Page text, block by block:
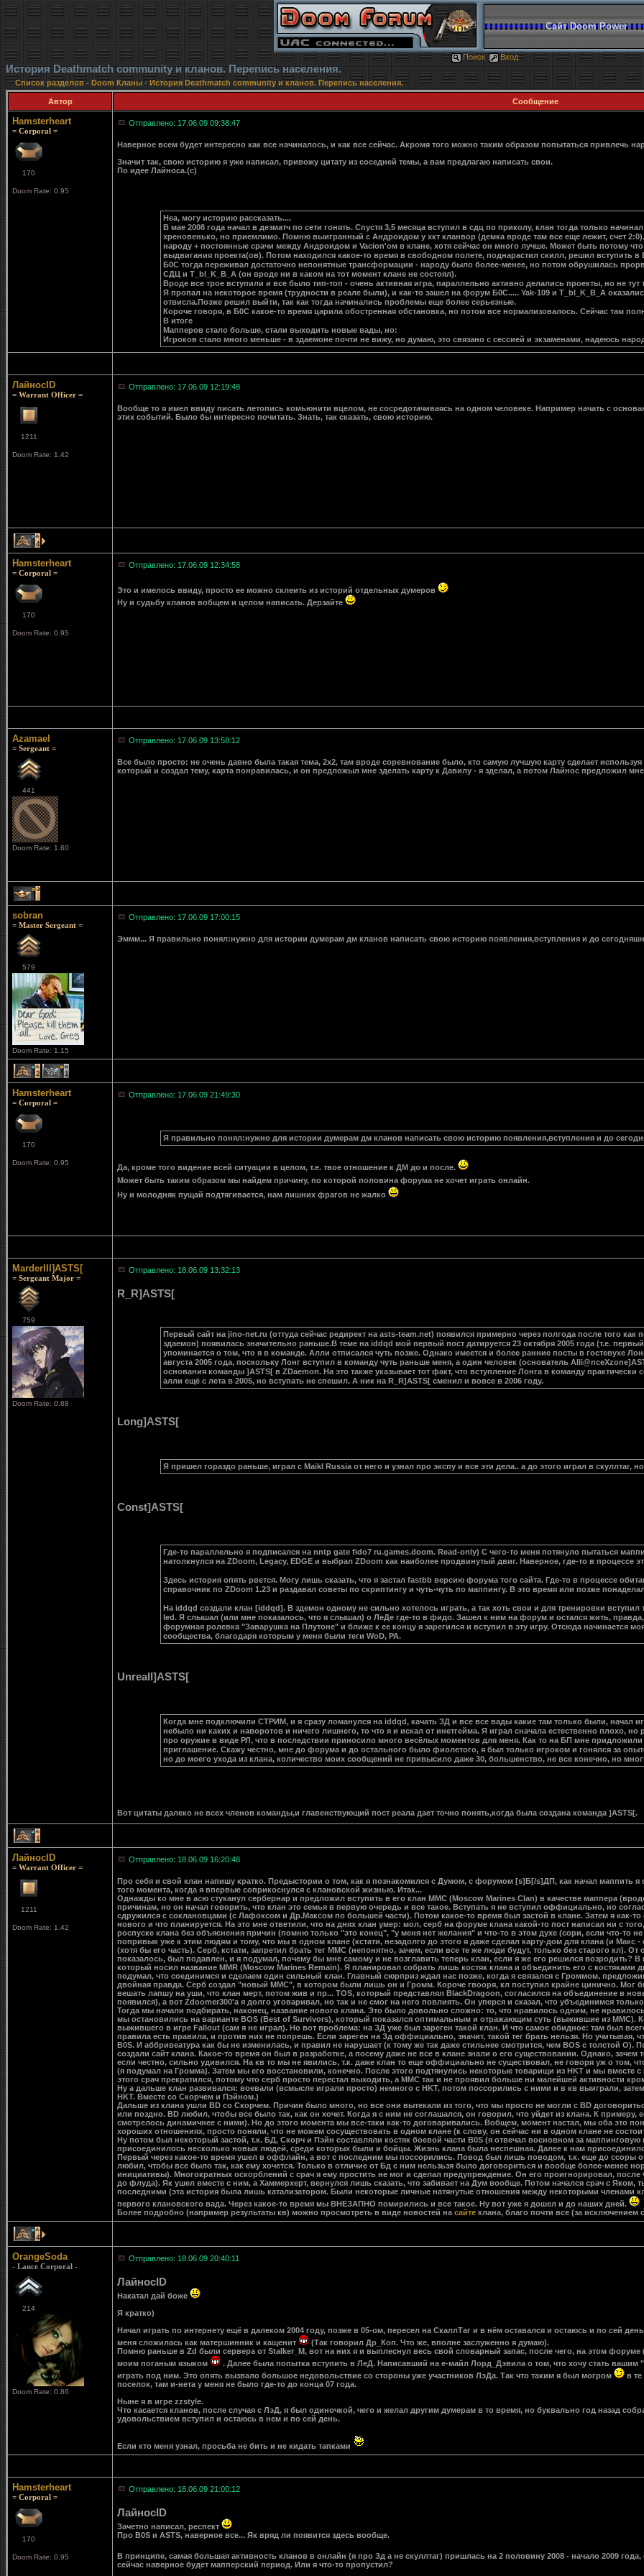
Сайт Doom Power
Поиск Вход
История Deathmatch community и кланов. Перепись населения.
Список разделов- Doom Кланы-История Deathmatch community и кланов. Перепись населения.
Автор Сообщение
Hamsterheart
= Corporal =
170
Doom Rate: 0.95
Отправлено: 17.06.09 09:38:47
Наверное всем будет интересно как все начиналось, и как все сейчас. Акромя того можно таким образом попытаться привлечь
Значит так, свою историю я уже написал, привожу цитату из соседней темы, а вам предлагаю написать свои.
По идее Лайноса.(с)
Неа, могу историю рассказать....
В мае 2008 года начал в дезматч по сети гонять. Спустя 3,5 месяца вступил в сдц по приколу, клан тогда только
хреновенько, но приемлимо. Помню выигранный с Андроидом у хкт кланвор (демка вроде там все еще лежит, счет
народу + постоянные срачи между Андроидом и Vacion'ом в клане, хотя сейчас он много лучше. Может быть потому
выдвигания проекта(ов). Потом находился какое-то время в свободном полете, поднарастил скилл, решил вступить
Б0С тогда переживал достаточно непонятные трансформации - народу было более-менее, но потом обрушилась
СДЦ и T_bl_K_B_A (он вроде ни в каком на тот момент клане не состоял).
Вроде все трое вступили и все было тип-топ - очень активная игра, параллельно активно делались проекты, но не тут
Я пропал на некоторое время (трудности в реале были), и как-то зашел на форум Б0С..... Yak-109 и T_bl_K_B_A
отвисла.Позже решил выйти, так как тогда начинались проблемы еще более серьезные.
Короче говоря, в Б0С какое-то время царила обостренная обстановка, но потом все нормализовалось. Сейчас там
В итоге
Мапперов стало больше, стали выходить новые вады, но:
Игроков стало много меньше - в здаемоне почти не вижу, но думаю, это связано с сессией и экзаменами, надеюсь
ЛайносID
= Warrant Officer =
1211
Doom Rate: 1.42
Отправлено: 17.06.09 12:19:48
Вообще то я имел ввиду писать летопись комьюнити вцелом, не сосредотачиваясь на одном человеке. Например начать с
этих событий. Было бы интересно почитать. Знать, так сказать, свою историю.
4
Hamsterheart
= Corporal =
170
Doom Rate: 0.95
Отправлено: 17.06.09 12:34:58
Это и имелось ввиду, просто ее можно склеить из историй отдельных думеров
Ну и судьбу кланов вобщем и целом написать. Дерзайте
Azamael
= Sergeant =
441
Doom Rate: 1.60
Отправлено: 17.06.09 13:58:12
Все было просто: не очень давно была такая тема, 2х2, там вроде соревнование было, кто самую лучшую карту сделает
который и создал тему, карта понравилась, и он предложыл мне зделать карту к Давилу - я зделал, а потом Лайнос предложил
2
sobran
= Master Sergeant =
579
Doom Rate: 1.15
Отправлено: 17.06.09 17:00:15
Эммм... Я правильно понял:нужно для истории думерам дм кланов написать свою историю появления,вступления и до
2 1
Hamsterheart
= Corporal =
170
Doom Rate: 0.95
Отправлено: 17.06.09 21:49:30
Я правильно понял:нужно для истории думерам дм кланов написать свою историю появления,вступления и до
Да, кроме того видение всей ситуации в целом, т.е. твое отношение к ДМ до и после.
Может быть таким образом мы найдем причину, по которой половина форума не хочет играть онлайн.
Ну и молодняк пущай подтягивается, нам лишних фрагов не жалко
MarderIII]ASTS[
= Sergeant Major =
759
Doom Rate: 0.88
Отправлено: 18.06.09 13:32:13
R_R]ASTS[
Первый сайт на jino-net.ru (оттуда сейчас редирект на asts-team.net) появился примерно через полгода после того
здаемон) появилась значительно раньше.В теме на iddqd мой первый пост датируется 23 октября 2005 года (т.е.
упоминается о том, что я в команде. Алли отписался чуть позже. Однако имеется и более ранние посты в гостевухе
августа 2005 года, поскольку Лонг вступил в команду чуть раньше меня, а один человек (основатель
основания команды ]ASTS[ в ZDaemon. На это также указывает тот факт, что вступление Лонга в команду
алли ещё с лета в 2005, но вступать не спешил. А ник на R_R]ASTS[ сменил и вовсе в 2006 году.
Long]ASTS[
Я пришел гораздо раньше, играл с Maikl Russia от него и узнал про экспу и все эти дела.. а до этого играл в скуллтаг,
Const]ASTS[
Где-то параллельно я подписался на nntp gate fido7 ru.games.doom. Read-only) С чего-то меня потянуло пытаться
натолкнулся на ZDoom, Legacy, EDGE и выбрал ZDoom как наиболее продвинутый двиг. Наверное, где-то в
Здесь история опять рвется. Могу лишь сказать, что я застал fastbb версию форума того сайта. Где-то в процессе
справочник по ZDoom 1.23 и раздавал советы по скриптингу и чуть-чуть по маппингу. В это время или позже
На iddqd создали клан [iddqd]. В здемон одному не сильно хотелось играть, а так хоть свои и для тренировки
led. Я слышал (или мне показалось, что я слышал) о ЛеДе где-то в фидо. Зашел к ним на форум и остался жить,
форумная ролевка "Заварушка на Плутоне" и ближе к ее концу я зарегился и вступил в эту игру. Отсюда начинается
сообщества, благодаря которым у меня были теги WoD, PA.
Unreall]ASTS[
Когда мне подключили СТРИМ, и я сразу ломанулся на iddqd, качать ЗД и все все вады какие там только были, начал
небыло ни каких и наворотов и ничего лишнего, то что я и искал от инетгейма. Я играл сначала естественно плохо,
про оружие в виде РЛ, что в последствии приносило много весёлых моментов для меня. Как то на БП мне придложили
приглашение. Скажу честно, мне до форума и до остального было фиолетого, я был только игроком и гонялся за
но до моего ухода из клана, количество моих сообщений не привысило даже 30, большенство, не все конечно, но
Вот цитаты далеко не всех членов команды,и главенствующий пост реала дает точно понять,когда была создана команда ]ASTS[.
1
ЛайносID
= Warrant Officer =
1211
Doom Rate: 1.42
Отправлено: 18.06.09 16:20:48
Про себя и свой клан напишу кратко. Предыстории о том, как я познакомился с Думом, с форумом [s]Б[/s]ДП, как начал маппить
того момента, когда я впервые соприкоснулся с клановской жизнью. Итак...
Однажды ко мне в асю стуканул сербернар и предложил вступить в его клан MMC (Moscow Marines Clan) в качестве маппера
причинам, но он начал говорить, что клан это семья в первую очередь и все такое. Вступать я не вступил оффициально, но
сдружился с соклановцами (с Лафоксом и Др.Максом по большей части). Потом какое-то время был застой в клане. Затем я как-
нового и что планируется. На это мне ответили, что на днях клан умер: мол, серб на форуме клана какой-то пост написал ни с
роспуске клана без объяснения причин (помню только "это конец", "у меня нет желания" и что-то в этом духе (сори, если что-то
попривык уже к этим людям и тому, что мы в одном клане (кстати, незадолго до этого я даже сделал карту-дом для клана (и
(хотя бы его часть). Серб, кстати, запретил брать тег ММС (непонятно, зачем, если все те же люди будут, только без старого
показалось, был подавлен, и я подумал, почему бы мне самому и не возглавить теперь клан, если я же его решился
который носил название MMR (Moscow Marines Remain). Я планировал собрать лишь костяк клана и объединить его с
подумал, что соединимся и сделаем один сильный клан. Главный сюрприз ждал нас позже, когда я связался с Громмом,
двойная правда. Серб создал "новый ММС", в котором были лишь он и Громм. Короче гвооря, кл поступил крайне цинично. Мог
вешать лапшу на уши, что клан мерт, потом жив и пр... TOS, который представлял BlackDragoon, согласился на объединение в
появился), а вот Zdoomer300'а я долго уговаривал, но так и не смог на него повлиять. Он уперся и сказал, что убъединимся
Тогда мы начали подбирать, наконец, название нового клана. Это было довольно сложно: то, что нравилось одним, не
мы остановились на варианте BOS (Best of Survivors), который показался оптимальным и отражающим суть (выжившие из ММС).
выжившего в игре Fallout (сам я не играл). Но вот вроблема: на ЗД уже был зареген такой клан. И что самое обидное: там был
правила есть правила, и против них не попрешь. Если зареген на Зд оффициально, значит, такой тег брать нельзя. Но учитывая,
B0S. И аббривеатура как бы не изменилась, и правил не нарушает (к тому же так даже стильнее смотрится, чем BOS с толстой О).
создали сайт клана. Какое-то время он был в разработке, а посему даже не все в клане знали о его существовании. Однако,
если честно, сильно удивился. На кв то мы не явились, т.к. даже клан то еще оффициально не существовал, не говоря уж о том,
(я подумал на Громма). Затем мы его восстановили, конечно. После этого подтянулись некоторые товарищи из HKT и мы
этого срач прекратился, потому что серб просто перестал выходить, а ММС так и не проявил больше ни малейшей активности
Ну а дальше клан развивался: воевали (всмысле играли просто) немного с HKT, потом поссорились с ними и в кв выиграли,
HKT. Вместе со Скорчем и Пэйном.)
Дальше из клана ушли BD со Скорчем. Причин было много, но все они вытекали из того, что мы просто не могли с BD
или поздно. BD любил, чтобы все было так, как он хочет. Когда я с ним не соглашался, он говорил, что уйдет из клана. К
смотрелось динамичнее с ними). Но до этого момента мы все-таки как-то договаривались. Вобщем, момент настал, мы оба это
хороших отношениях, просто поняли, что не можем сосуществовать в одном клане (к слову, он сейчас ни в одном клане не
Ну потом был некоторый застой, т.к. БД, Скорч и Пэйн составляли костяк боевой части B0S (я отвечал восновном за
присоединилось несколько новых людей, среди которых были и бойцы. Жизнь клана была неспешная. Далее к нам
Первый через какое-то время ушел в оффлайн, а вот с последним мы поссорились. Повод был лишь поводом, т.к. еще до ссоры
любил, чтобы все было так, как ему хочется. Только в отличие от Бд с ним нельзьзя было договориться и вообще более-менее
инициативы). Многократных оскорблений с срач я ему простить не мог и сделал предупреждение. Он его проигнорировал,
до флуда). Як ушел вместе с ним, а Хаммерхерт, вернулся лишь сказать, что забивает на Дум вообще. Потом начался срач с
последними (эта история была лишь катализатором. Были некоторые личные натянутые отношения между некоторыми членами
первого клановского вада. Через какое-то время мы ВНЕЗАПНО помирились и все такое. Ну вот уже я дошел и до наших дней.
Более подробно (например результаты кв) можно просмотреть в виде новостей на сайте клана, благо почти все (за
4
OrangeSoda
- Lance Corporal -
214
Doom Rate: 0.86
Отправлено: 18.06.09 20:40:11
ЛайносID
Накатал дай боже
Я кратко)
Начал играть по интернету ещё в далеком 2004 году, позже в 05-ом, пересел на СкаллТаг и в нём оставался и остаюсь и по сей
меня сложилась как матершинник и кащенит
(Так говорил Др_Коп. Что же, вполне заслуженно я думаю).
Помню раньше в Zd были сервера от Stalker_M, вот на них я и выплеснул весь свой словарный запас, после чего, на этом
моим поганым языком
. Далее была попытка вступить в ЛеД. Написавший на е-майл Лорд_Дэвила о том, что хочу стать вашим
играть под ним. Это опять вызвало большое недовольствие со стороны уже участников ЛэДа. Так что таким я был могром
в
поселок, там и-нета у меня не было где-то до конца 07 года.
Ныне я в игре zzstyle.
Что касается кланов, после случая с ЛэД, я был одиночкой, чего и желал другим думерам в то время, но буквально год назад
удовольствием вступил и остаюсь в нем и по сей день.
Если кто меня узнал, просьба не бить и не кидать тапками
Hamsterheart
= Corporal =
170
Doom Rate: 0.95
Отправлено: 18.06.09 21:00:12
ЛайносID
Зачетно написал, респект
Про B0S и ASTS, наверное все... Як вряд ли появится здесь вообще.
В принципе, самая большая активность кланов в онлайн (я про Зд а не скуллтаг) пришлась на 2 половину 2008 - начало 2009
сейчас наверное будет мапперский период. Или я что-то пропустил?